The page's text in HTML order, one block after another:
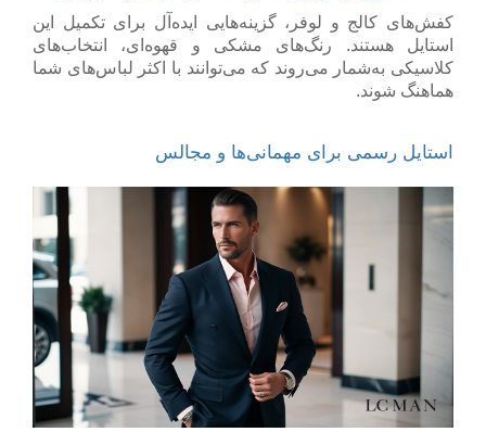
کفش‌های کالج و لوفر، گزینه‌هایی ایده‌آل برای تکمیل این
استایل هستند. رنگ‌های مشکی و قهوه‌ای، انتخاب‌های
کلاسیکی به‌شمار می‌روند که می‌توانند با اکثر لباس‌های شما
هماهنگ شوند.
استایل رسمی برای مهمانی‌ها و مجالس